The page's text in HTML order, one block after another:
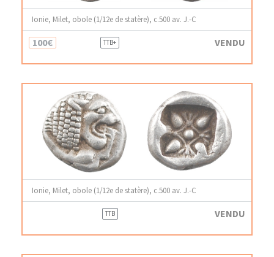
Ionie, Milet, obole (1/12e de statère), c.500 av. J.-C
100€ TTB+ VENDU
Ionie, Milet, obole (1/12e de statère), c.500 av. J.-C
TTB VENDU